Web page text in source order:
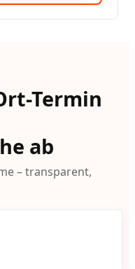
Termin
ab
– transparent,